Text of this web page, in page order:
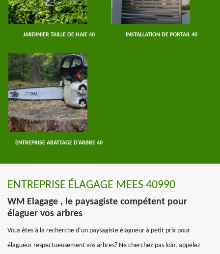
JARDINIER TAILLE DE HAIE 40 INSTALLATION DE PORTAIL 40
ENTREPRISE ABATTAGE D'ARBRE 40
ENTREPRISE ÉLAGAGE MEES 40990
WM Elagage , le paysagiste compétent pour
élaguer vos arbres
Vous êtes à la recherche d’un paysagiste élagueur à petit prix pour
élagueur respectueusement vos arbres? Ne cherchez pas loin, appelez